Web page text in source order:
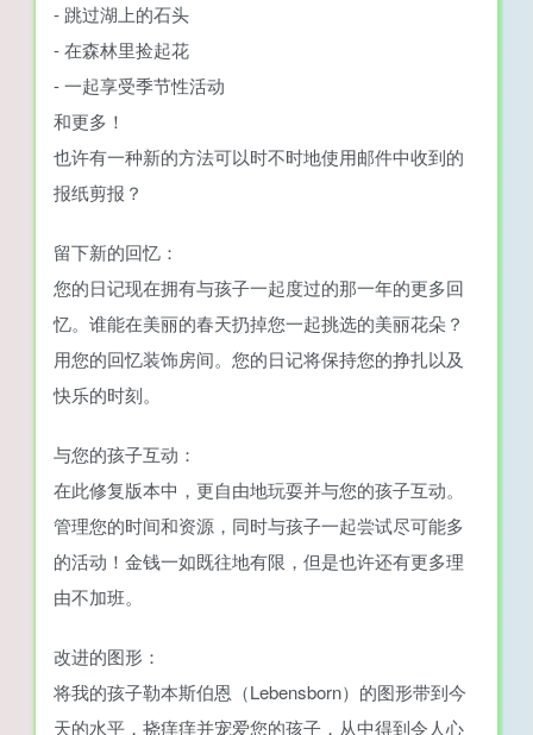
- 跳过湖上的石头
- 在森林里捡起花
- 一起享受季节性活动
和更多！
也许有一种新的方法可以时不时地使用邮件中收到的
报纸剪报？
留下新的回忆：
您的日记现在拥有与孩子一起度过的那一年的更多回
忆。谁能在美丽的春天扔掉您一起挑选的美丽花朵？
用您的回忆装饰房间。您的日记将保持您的挣扎以及
快乐的时刻。
与您的孩子互动：
在此修复版本中，更自由地玩耍并与您的孩子互动。
管理您的时间和资源，同时与孩子一起尝试尽可能多
的活动！金钱一如既往地有限，但是也许还有更多理
由不加班。
改进的图形：
将我的孩子勒本斯伯恩（Lebensborn）的图形带到今
天的水平，挠痒痒并宠爱您的孩子，从中得到令人心